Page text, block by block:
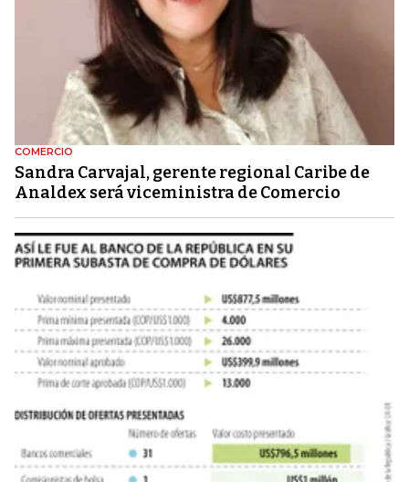
COMERCIO
Sandra Carvajal, gerente regional Caribe de
Analdex será viceministra de Comercio